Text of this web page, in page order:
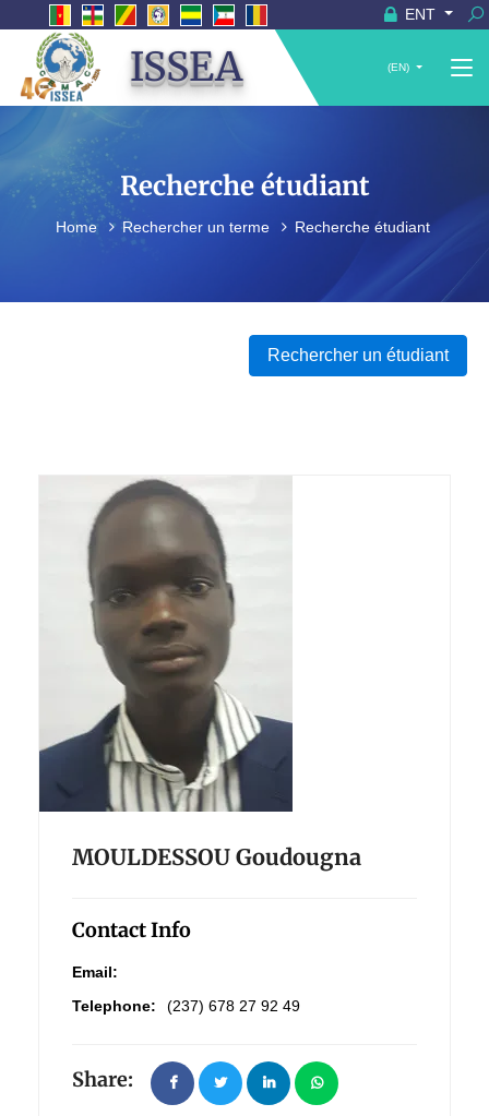
ENT
ISSEA (EN)
Recherche étudiant
Home Rechercher un terme Recherche étudiant
Rechercher un étudiant
MOULDESSOU Goudougna
Contact Info
Email:
Telephone:
(237) 678 27 92 49
Share: